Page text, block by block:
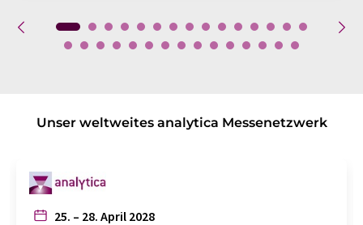
Unser weltweites analytica Messenetzwerk
25. – 28. April 2028